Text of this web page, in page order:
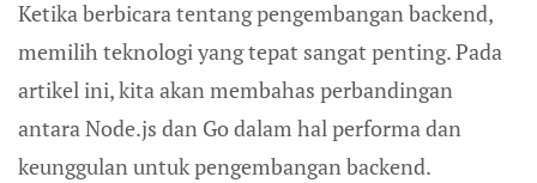
Ketika berbicara tentang pengembangan backend,
memilih teknologi yang tepat sangat penting. Pada
artikel ini, kita akan membahas perbandingan
antara Node.js dan Go dalam hal performa dan
keunggulan untuk pengembangan backend.